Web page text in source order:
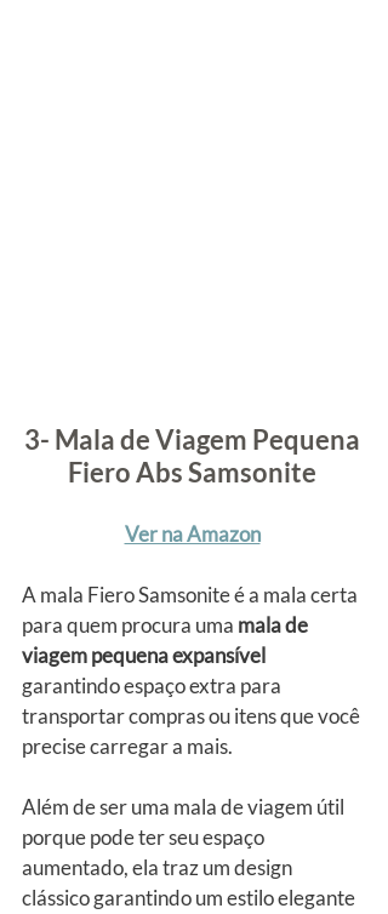
3- Mala de Viagem Pequena
Fiero Abs Samsonite
Ver na Amazon
A mala Fiero Samsonite é a mala certa
para quem procura uma mala de
viagem pequena expansível
garantindo espaço extra para
transportar compras ou itens que você
precise carregar a mais.
Além de ser uma mala de viagem útil
porque pode ter seu espaço
aumentado, ela traz um design
clássico garantindo um estilo elegante